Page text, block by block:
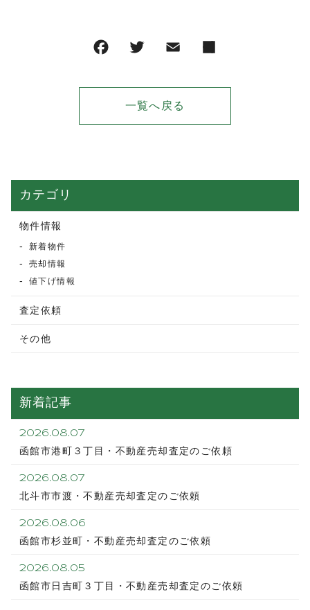
一覧へ戻る
カテゴリ
物件情報
新着物件
売却情報
値下げ情報
査定依頼
その他
新着記事
2026.08.07
函館市港町３丁目・不動産売却査定のご依頼
2026.08.07
北斗市市渡・不動産売却査定のご依頼
2026.08.06
函館市杉並町・不動産売却査定のご依頼
2026.08.05
函館市日吉町３丁目・不動産売却査定のご依頼